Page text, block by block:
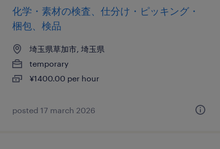
化学・素材の検査、仕分け・ピッキング・
梱包、検品
埼玉県草加市, 埼玉県
temporary
¥1400.00 per hour
posted 17 march 2026